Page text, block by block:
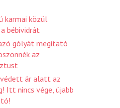
karmai közül
bébividrát
gólyát megitató
az
ár alatt az
Itt nincs vége, újabb